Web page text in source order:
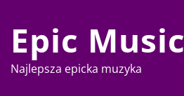
content
Epic Music
Najlepsza epicka muzyka